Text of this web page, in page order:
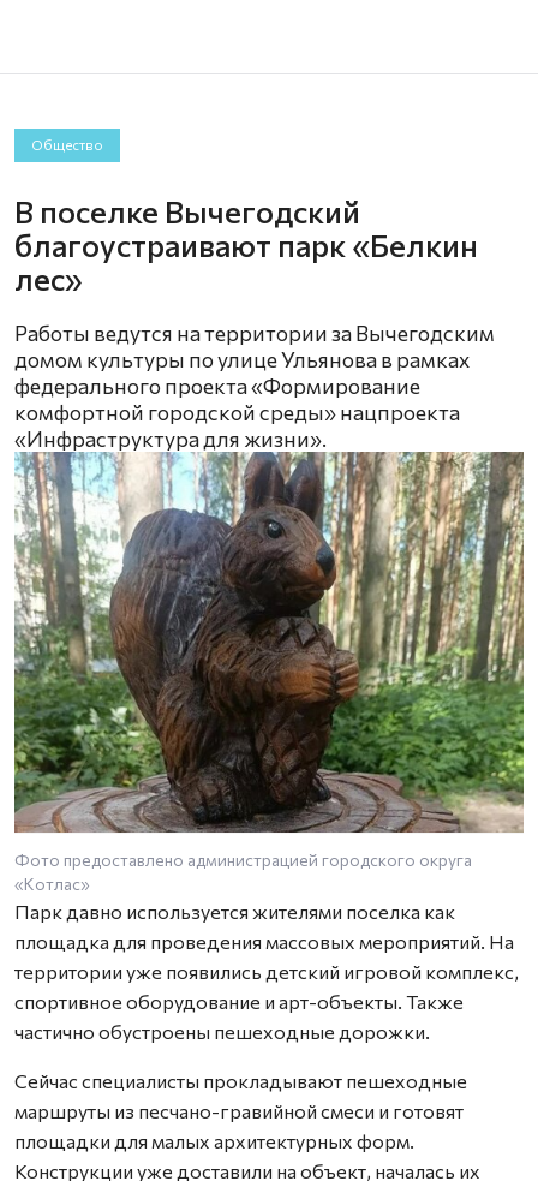
Общество
В поселке Вычегодский
благоустраивают парк «Белкин
лес»
Работы ведутся на территории за Вычегодским
домом культуры по улице Ульянова в рамках
федерального проекта «Формирование
комфортной городской среды» нацпроекта
«Инфраструктура для жизни».
Фото предоставлено администрацией городского округа
«Котлас»
Парк давно используется жителями поселка как
площадка для проведения массовых мероприятий. На
территории уже появились детский игровой комплекс,
спортивное оборудование и арт-объекты. Также
частично обустроены пешеходные дорожки.
Сейчас специалисты прокладывают пешеходные
маршруты из песчано-гравийной смеси и готовят
площадки для малых архитектурных форм.
Конструкции уже доставили на объект, началась их